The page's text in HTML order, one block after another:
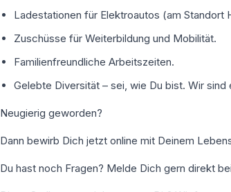
Ladestationen für Elektroautos (am Standort
Zuschüsse für Weiterbildung und Mobilität.
Familienfreundliche Arbeitszeiten.
Gelebte Diversität – sei, wie Du bist. Wir sind
Neugierig geworden?
Dann bewirb Dich jetzt online mit Deinem
Du hast noch Fragen? Melde Dich gern direkt